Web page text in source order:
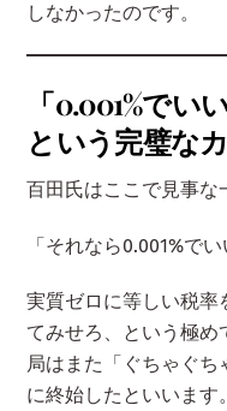
しなかったのです。
「0.001%でい
という完璧な
百田氏はここで見事な
「それなら0.001%で
実質ゼロに等しい税率
てみせろ、という極め
局はまた「ぐちゃぐ
に終始したといいます。